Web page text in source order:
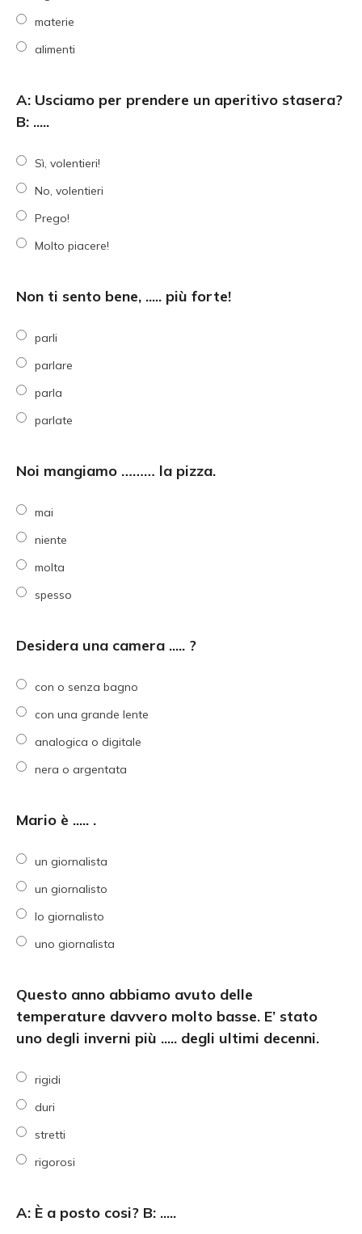
materie
alimenti
A: Usciamo per prendere un aperitivo stasera?
B: .....
Sì, volentieri!
No, volentieri
Prego!
Molto piacere!
Non ti sento bene, ..... più forte!
parli
parlare
parla
parlate
Noi mangiamo ……… la pizza.
mai
niente
molta
spesso
Desidera una camera ..... ?
con o senza bagno
con una grande lente
analogica o digitale
nera o argentata
Mario è ..... .
un giornalista
un giornalisto
lo giornalisto
uno giornalista
Questo anno abbiamo avuto delle
temperature davvero molto basse. E’ stato
uno degli inverni più ..... degli ultimi decenni.
rigidi
duri
stretti
rigorosi
A: È a posto cosi? B: .....